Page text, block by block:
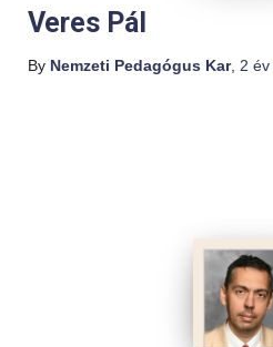
Veres Pál
By Nemzeti Pedagógus Kar, 2 év